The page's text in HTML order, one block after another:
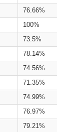
76.66%
100%
73.5%
78.14%
74.56%
71.35%
74.99%
76.97%
79.21%